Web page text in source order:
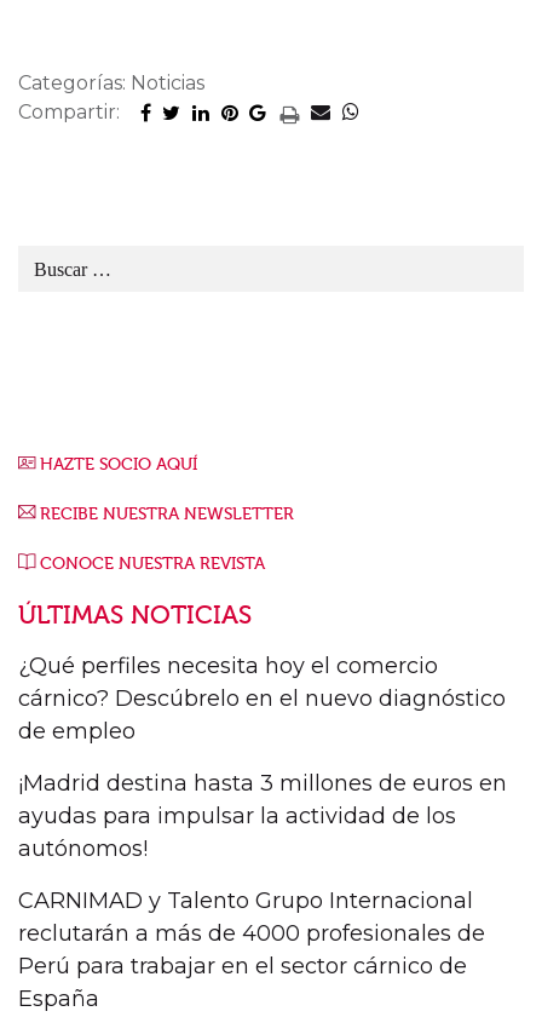
Categorías: Noticias
Compartir:
HAZTE SOCIO AQUÍ
RECIBE NUESTRA NEWSLETTER
CONOCE NUESTRA REVISTA
ÚLTIMAS NOTICIAS
¿Qué perfiles necesita hoy el comercio
cárnico? Descúbrelo en el nuevo diagnóstico
de empleo
¡Madrid destina hasta 3 millones de euros en
ayudas para impulsar la actividad de los
autónomos!
CARNIMAD y Talento Grupo Internacional
reclutarán a más de 4000 profesionales de
Perú para trabajar en el sector cárnico de
España